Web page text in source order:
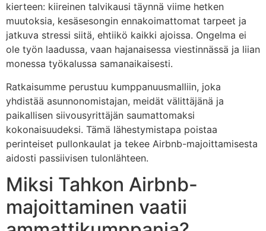
kierteen: kiireinen talvikausi täynnä viime hetken
muutoksia, kesäsesongin ennakoimattomat tarpeet ja
jatkuva stressi siitä, ehtiikö kaikki ajoissa. Ongelma ei
ole työn laadussa, vaan hajanaisessa viestinnässä ja liian
monessa työkalussa samanaikaisesti.
Ratkaisumme perustuu kumppanuusmalliin, joka
yhdistää asunnonomistajan, meidät välittäjänä ja
paikallisen siivousyrittäjän saumattomaksi
kokonaisuudeksi. Tämä lähestymistapa poistaa
perinteiset pullonkaulat ja tekee Airbnb-majoittamisesta
aidosti passiivisen tulonlähteen.
Miksi Tahkon Airbnb-
majoittaminen vaatii